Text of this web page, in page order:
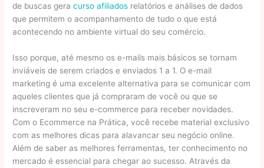
de buscas geracurso afiliados relatórios e análises de dados
que permitem o acompanhamento de tudo o que está
acontecendo no ambiente virtual do seu comércio.
Isso porque, até mesmo os e-mails mais básicos se tornam
inviáveis de serem criados e enviados 1 a 1. O e-mail
marketing é uma excelente alternativa para se comunicar com
aqueles clientes que já compraram de você ou que se
inscreveram no seu e-commerce para receber novidades.
Com o Ecommerce na Prática, você recebe material exclusivo
com as melhores dicas para alavancar seu negócio online.
Além de saber as melhores ferramentas, ter conhecimento no
mercado é essencial para chegar ao sucesso. Através da